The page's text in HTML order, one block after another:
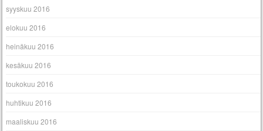
syyskuu 2016
elokuu 2016
heinäkuu 2016
kesäkuu 2016
toukokuu 2016
huhtikuu 2016
maaliskuu 2016